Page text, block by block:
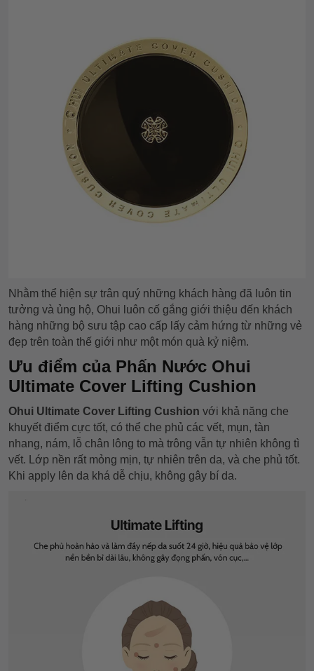
Nhằm thể hiện sự trân quý những khách hàng đã luôn tin
tưởng và ủng hộ, Ohui luôn cố gắng giới thiệu đến khách
hàng những bộ sưu tập cao cấp lấy cảm hứng từ những vẻ
đẹp trên toàn thế giới như một món quà kỷ niệm.
Ưu điểm của Phấn Nước Ohui
Ultimate Cover Lifting Cushion
Ohui Ultimate Cover Lifting Cushion với khả năng che
khuyết điểm cực tốt, có thể che phủ các vết, mụn, tàn
nhang, nám, lỗ chân lông to mà trông vẫn tự nhiên không tì
vết. Lớp nền rất mỏng mịn, tự nhiên trên da, và che phủ tốt.
Khi apply lên da khá dễ chịu, không gây bí da.